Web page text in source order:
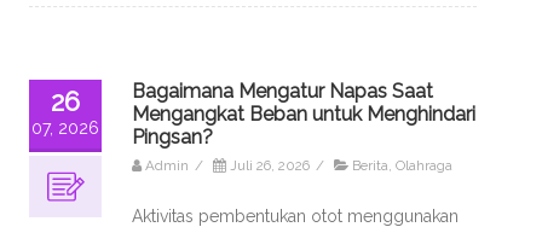
26
07, 2026
Bagaimana Mengatur Napas Saat
Mengangkat Beban untuk Menghindari
Pingsan?
Admin / Juli 26, 2026 / Berita, Olahraga
Aktivitas pembentukan otot menggunakan